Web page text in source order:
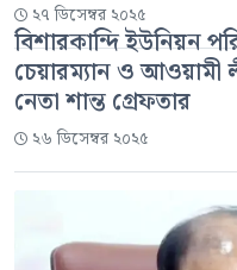
২৭ ডিসেম্বর ২০২৫
বিশারকান্দি ইউনিয়ন
চেয়ারম্যান ও আওয়ামী
নেতা শান্ত গ্রেফতার
২৬ ডিসেম্বর ২০২৫